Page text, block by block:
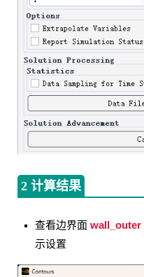
2 计算结果
查看边界面 wall_outer
示设置